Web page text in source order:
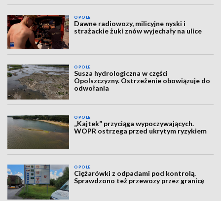
OPOLE
Dawne radiowozy, milicyjne nyski i
strażackie żuki znów wyjechały na ulice
OPOLE
Susza hydrologiczna w części
Opolszczyzny. Ostrzeżenie obowiązuje do
odwołania
OPOLE
„Kajtek” przyciąga wypoczywających.
WOPR ostrzega przed ukrytym ryzykiem
OPOLE
Ciężarówki z odpadami pod kontrolą.
Sprawdzono też przewozy przez granicę